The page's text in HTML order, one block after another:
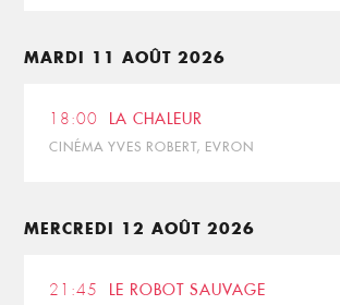
MARDI 11 AOÛT 2026
18:00 LA CHALEUR
CINÉMA YVES ROBERT, EVRON
MERCREDI 12 AOÛT 2026
21:45 LE ROBOT SAUVAGE